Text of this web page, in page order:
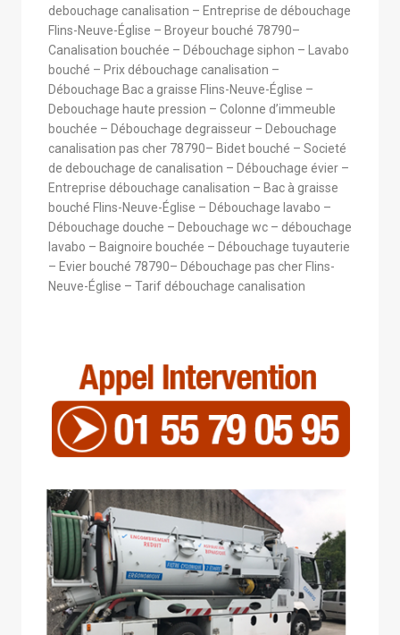
debouchage canalisation – Entreprise de débouchage
Flins-Neuve-Église – Broyeur bouché 78790–
Canalisation bouchée – Débouchage siphon – Lavabo
bouché – Prix débouchage canalisation –
Débouchage Bac a graisse Flins-Neuve-Église –
Debouchage haute pression – Colonne d’immeuble
bouchée – Débouchage degraisseur – Debouchage
canalisation pas cher 78790– Bidet bouché – Societé
de debouchage de canalisation – Débouchage évier –
Entreprise débouchage canalisation – Bac à graisse
bouché Flins-Neuve-Église – Débouchage lavabo –
Débouchage douche – Debouchage wc – débouchage
lavabo – Baignoire bouchée – Débouchage tuyauterie
– Evier bouché 78790– Débouchage pas cher Flins-
Neuve-Église – Tarif débouchage canalisation